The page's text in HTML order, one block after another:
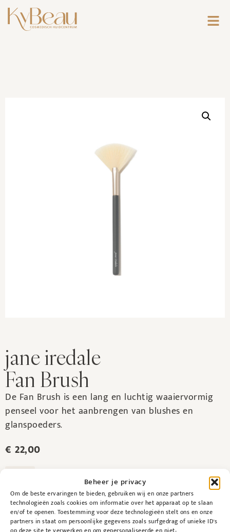
Beheer je privacy
Om de beste ervaringen te bieden, gebruiken wij en onze partners
technologieën zoals cookies om informatie over het apparaat op te slaan
en/of te openen. Toestemming voor deze technologieën stelt ons en onze
partners in staat om persoonlijke gegevens zoals surfgedrag of unieke ID's
jane iredale
Fan Brush
De Fan Brush is een lang en luchtig waaiervormig
penseel voor het aanbrengen van blushes en
glanspoeders.
€ 22,00
Toevoegen aan winkelwagen